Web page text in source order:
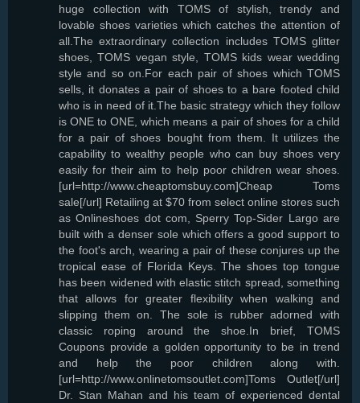
huge collection with TOMS of stylish, trendy and
lovable shoes varieties which catches the attention of
all.The extraordinary collection includes TOMS glitter
shoes, TOMS vegan style, TOMS kids wear wedding
style and so on.For each pair of shoes which TOMS
sells, it donates a pair of shoes to a bare footed child
who is in need of it.The basic strategy which they follow
is ONE to ONE, which means a pair of shoes for a child
for a pair of shoes bought from them. It utilizes the
capability to wealthy people who can buy shoes very
easily for their aim to help poor children wear shoes.
[url=http://www.cheaptomsbuy.com]Cheap Toms
sale[/url] Retailing at $70 from select online stores such
as Onlineshoes dot com, Sperry Top-Sider Largo are
built with a denser sole which offers a good support to
the foot's arch, wearing a pair of these conjures up the
tropical ease of Florida Keys. The shoes top tongue
has been widened with elastic stitch spread, something
that allows for greater flexibility when walking and
slipping them on. The sole is rubber adorned with
classic roping around the shoe.In brief, TOMS
Coupons provide a golden opportunity to be in trend
and help the poor children along with.
[url=http://www.onlinetomsoutlet.com]Toms Outlet[/url]
Dr. Stan Mahan and his team of experienced dental